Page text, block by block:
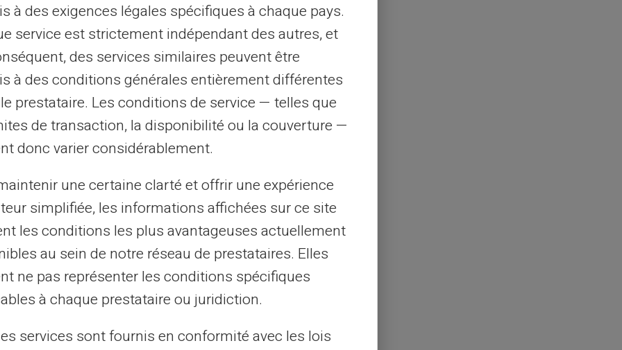
des services similaires, mais peuvent
de recharge. La clarté des tarifs de
son acceptation quasi-universelle
grande liberté dans l'utilisation
en ligne
via une interface en ligne où vous
votre carte et suivre vos transactions
un contrôle total sur vos finances,
séjours à l'étranger.
de la Carte Veritas à
à des exigences légales spécifiques à chaque pays.
service est strictement indépendant des autres, et
des services similaires peuvent être
à des conditions générales entièrement différentes
prestataire. Les conditions de service — telles que
de transaction, la disponibilité ou la couverture —
donc varier considérablement.
une certaine clarté et offrir une expérience
simplifiée, les informations affichées sur ce site
les conditions les plus avantageuses actuellement
au sein de notre réseau de prestataires. Elles
ne pas représenter les conditions spécifiques
à chaque prestataire ou juridiction.
services sont fournis en conformité avec les lois